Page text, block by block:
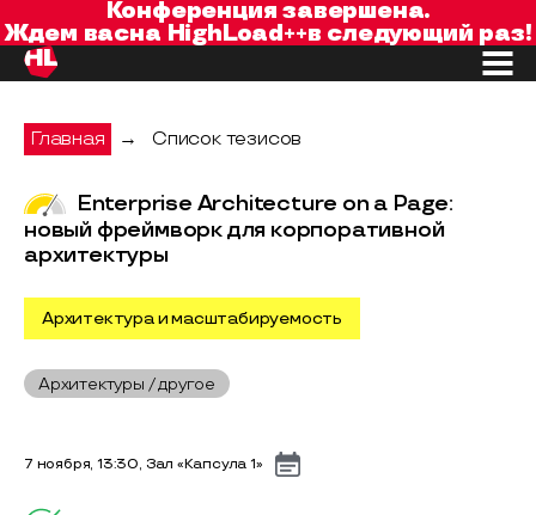
Конференция завершена.
Ждем васна HighLoad++в следующий раз!
Главная → Список тезисов
Enterprise Architecture on a Page:
новый фреймворк для корпоративной
архитектуры
Архитектура и масштабируемость
Архитектуры / другое
7 ноября, 13:30, Зал «Капсула 1»